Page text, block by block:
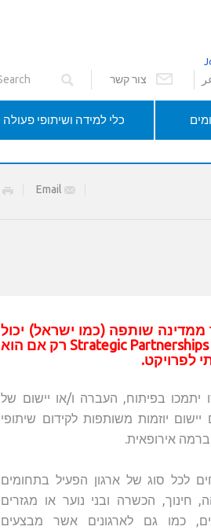
צור קשר
כלי למידה ושיתופי פעולה
שותפה (כמו ישראל) יכול
לקחת חלק בפרויקט Strategic Partnerships רק אם הוא
לפרויקט.
יתמכו בפיתוח, העברה ו/או יישום של
יוזמות משותפות לקידום שיתופי
ברמה אירופאית.
לכל סוג של ארגון הפעיל בתחומים
חינוך, הכשרה ובני נוער או מגזרים
כמו גם לארגונים אשר מבצעים